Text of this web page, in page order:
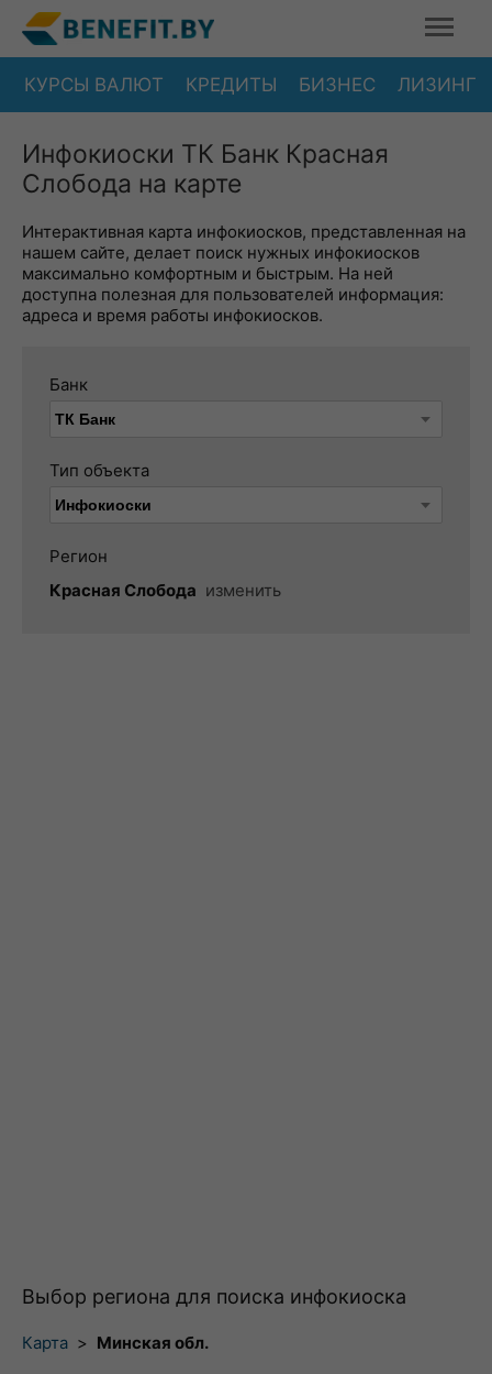
КУРСЫ ВАЛЮТ КРЕДИТЫ БИЗНЕС ЛИЗИНГ
Инфокиоски ТК Банк Красная
Слобода на карте
Интерактивная карта инфокиосков, представленная на
нашем сайте, делает поиск нужных инфокиосков
максимально комфортным и быстрым. На ней
доступна полезная для пользователей информация:
адреса и время работы инфокиосков.
Банк
Тип объекта
Регион
Красная Слобода изменить
Выбор региона для поиска инфокиоска
Карта > Минская обл.